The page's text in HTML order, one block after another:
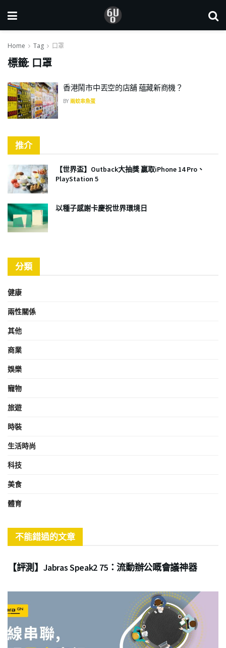
Home Tag 口罩
標籤: 口罩
香港鬧市中丟空的店舖 蘊藏新商機？
BY 兩蚊串魚蛋
推介
【世界盃】Outback大抽獎 贏取iPhone 14 Pro、
PlayStation 5
以種子感謝卡慶祝世界環境日
分類
健康
兩性關係
其他
商業
娛樂
寵物
旅遊
時裝
生活時尚
科技
美食
體育
不能錯過的文章
商業
【評測】Jabras Speak2 75：流動辦公嘅會議神器